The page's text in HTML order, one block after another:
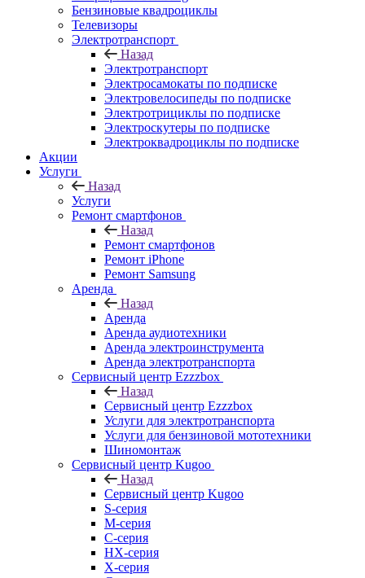
Бензиновые квадроциклы
Телевизоры
Электротранспорт
Назад
Электротранспорт
Электросамокаты по подписке
Электровелосипеды по подписке
Электротрициклы по подписке
Электроскутеры по подписке
Электроквадроциклы по подписке
Акции
Услуги
Назад
Услуги
Ремонт смартфонов
Назад
Ремонт смартфонов
Ремонт iPhone
Ремонт Samsung
Аренда
Назад
Аренда
Аренда аудиотехники
Аренда электроинструмента
Аренда электротранспорта
Сервисный центр Ezzzbox
Назад
Сервисный центр Ezzzbox
Услуги для электротранспорта
Услуги для бензиновой мототехники
Шиномонтаж
Сервисный центр Kugoo
Назад
Сервисный центр Kugoo
S-cерия
M-серия
С-серия
HX-серия
X-серия